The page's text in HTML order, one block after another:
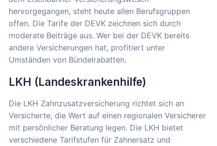
hervorgegangen, steht heute allen Berufsgruppen
offen. Die Tarife der DEVK zeichnen sich durch
moderate Beiträge aus. Wer bei der DEVK bereits
andere Versicherungen hat, profitiert unter
Umständen von Bündelrabatten.
LKH (Landeskrankenhilfe)
Die LKH Zahnzusatzversicherung richtet sich an
Versicherte, die Wert auf einen regionalen Versicherer
mit persönlicher Beratung legen. Die LKH bietet
verschiedene Tarifstufen für Zahnersatz und